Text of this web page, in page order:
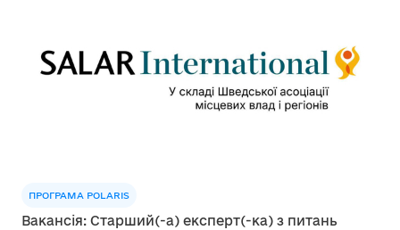
ПРОГРАМА POLARIS
Вакансія: Старший(-а) експерт(-ка) з питань